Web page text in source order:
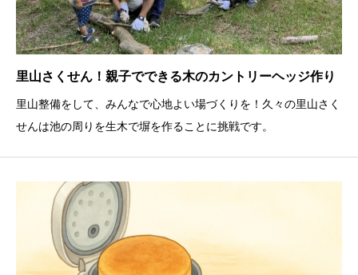
里山さくせん！親子でできる木のカントリーヘッジ作り
里山整備をして、みんなで心地よい場づくりを！久々の里山さく
せんは池の周りを生木で塀を作ることに挑戦です。